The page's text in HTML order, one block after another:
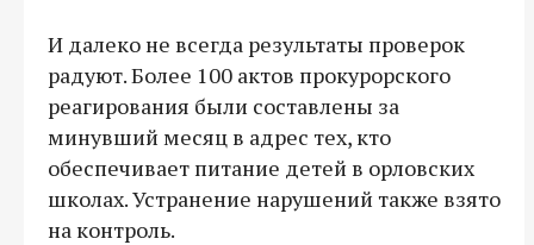
И далеко не всегда результаты проверок
радуют. Более 100 актов прокурорского
реагирования были составлены за
минувший месяц в адрес тех, кто
обеспечивает питание детей в орловских
школах. Устранение нарушений также взято
на контроль.